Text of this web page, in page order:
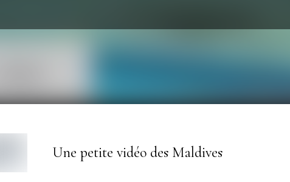
Une petite vidéo des Maldives